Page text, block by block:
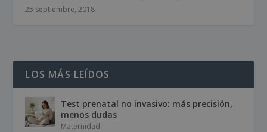
25 septiembre, 2018
LOS MÁS LEÍDOS
Test prenatal no invasivo: más precisión,
menos dudas
Maternidad